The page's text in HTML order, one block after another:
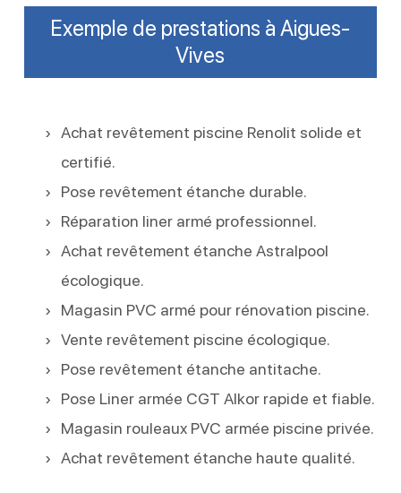
Exemple de prestations à Aigues-
Vives
Achat revêtement piscine Renolit solide et
certifié.
Pose revêtement étanche durable.
Réparation liner armé professionnel.
Achat revêtement étanche Astralpool
écologique.
Magasin PVC armé pour rénovation piscine.
Vente revêtement piscine écologique.
Pose revêtement étanche antitache.
Pose Liner armée CGT Alkor rapide et fiable.
Magasin rouleaux PVC armée piscine privée.
Achat revêtement étanche haute qualité.